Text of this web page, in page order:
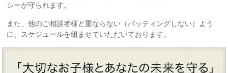
シーが守られます。
また、他のご相談者様と重ならない（バッティングしない）よう
に、スケジュールを組ませていただいております。